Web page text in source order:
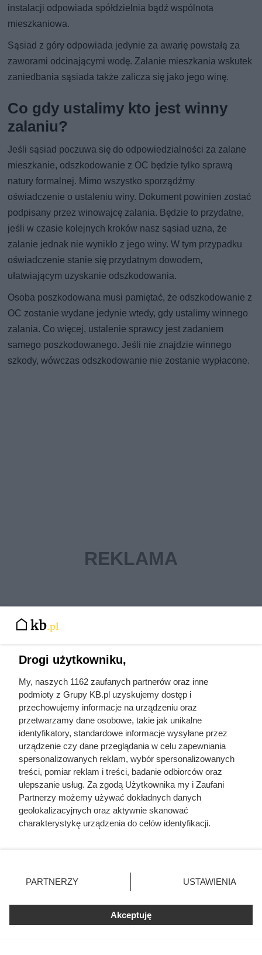
instalacji odpowiada spółdzielnia bądź wspólnota
mieszkaniowa.
Sąsiad z góry odpowiada jedynie za awarię powstałą za
zaworami odcinającymi wodę. Zalanie mieszkania wskutek
zaniedbania sąsiada także zalicza się jako jego winę.
Co gdy ustalimy kto jest winny
zalaniu?
Jeśli sąsiad poczuwa się do odpowiedzialności za zalane
mieszkanie, odszkodowanie z OC będzie tylko sprawą
natury formalnej. Mimo wszystko sporządźmy
oświadczenie o ustaleniu winy. Dokument powinien zostać
podpisany przez winowajcę zalania. Będzie to przydatne,
jeśli w czasie kolejnych kroków nasz sąsiad uzna, że
zalanie jednak nie wynikło z jego winy. W tym przypadku
oświadczenie stanie się przydatnym dowodem,
ułatwiającym uzyskanie odszkodowania.
Osoba poszkodowana musi pamiętać, że odszkodowanie z
OC zostanie wydane jedynie wtedy, gdy ustalimy winnego
zalania. Co więcej, ustalenie sprawcy jest zadaniem
samego poszkodowanego. Jeśli nie znajdzie winnego
szkody, wówczas odszkodowanie nie zostanie wypłacone.
Wycena szkody za zalane
mieszkanie
W pierwszym punkcie wyszczególniliśmy dokumentację
szkody. Jednak bardzo ważne będzie także sporządzenie
wszystkie prace, wygenerujesz kosztorys prac i będziesz
mógł załączyć go do protokołu. Protokół powinien zostać
podpisany zarówno przez właściciela nieruchomości, jak i
sprawcę zalania.
Drogi użytkowniku,
My, naszych 1162 zaufanych partnerów oraz inne
podmioty z Grupy KB.pl uzyskujemy dostęp i
przechowujemy informacje na urządzeniu oraz
przetwarzamy dane osobowe, takie jak unikalne
identyfikatory, standardowe informacje wysyłane przez
urządzenie czy dane przeglądania w celu zapewniania
spersonalizowanych reklam, wybór spersonalizowanych
treści, pomiar reklam i treści, badanie odbiorców oraz
ulepszanie usług. Za zgodą Użytkownika my i Zaufani
Partnerzy możemy używać dokładnych danych
geolokalizacyjnych oraz aktywnie skanować
charakterystykę urządzenia do celów identyfikacji.
zmienić/wycofać klikając przycisk ustawień prywatności
znajdujący się w lewym dolnym rogu strony. Niektóre
użytkownika, ale masz prawo sprzeciwić się takiemu
przetwarzaniu. Preferencje będą miały zastosowania tylko
PARTNERZY USTAWIENIA
Akceptuję